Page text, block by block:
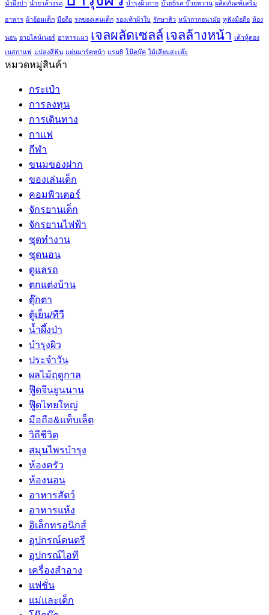
น้ำผึ้งป่า น้ำยาล้างรถ บำรุงผิวกาย บ๊วย5รส บ๊วยหวาน ผลิตภัณฑ์เสริม
อาหาร ผ้าอ้อมเด็ก มือถือ รถของเล่นเด็ก รองเท้าผ้าใบ รักษาสิว หน้ากากอนามัย หูฟังมือถือ ห้อง
นอน อายไลน์เนอร์ อาหารแมว เจลผลัดเซลล์ เจลล้างหน้า เต้าหู้ดอง
เนสกาแฟ แปลงสีฟัน แผ่นมาร์คหน้า แรม8 โน๊ตบุ๊ค ไม้เสียบสะเต๊ะ
หมวดหมู่สินค้า
กระเป๋า
การลงทุน
การเดินทาง
กาแฟ
กีฬา
ขนมของฝาก
ของเล่นเด็ก
คอมพิวเตอร์
จักรยานเด็ก
จักรยานไฟฟ้า
ชุดทำงาน
ชุดนอน
ดูแลรถ
ตกแต่งบ้าน
ตุ๊กตา
ตู้เย็น/ทีวี
น้ำผึ้งป่า
บำรุงผิว
ประจำวัน
ผลไม้ฤดูกาล
ฟู๊ดจีนยูนนาน
ฟู๊ดไทยใหญ่
มือถือ&แท็บเล็ต
วิถีชีวิต
สมุนไพรบำรุง
ห้องครัว
ห้องนอน
อาหารสัตว์
อาหารแห้ง
อิเล็กทรอนิกส์
อุปกรณ์ดนตรี
อุปกรณ์ไอที
เครื่องสำอาง
แฟชั่น
แม่และเด็ก